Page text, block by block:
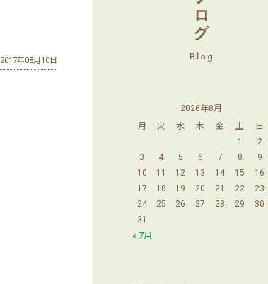
2017年08月10日
2026年8月
月
火 水 木 金 土 日
« 7月
1
2
3
4 5 6 7 8
9
10
11 12 13 14 15
16
17
18 19 20 21 22
23
24
25 26 27 28 29
30
31